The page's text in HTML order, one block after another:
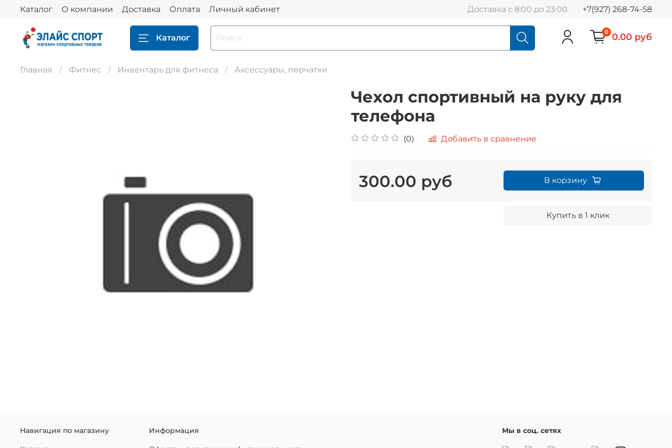
Каталог О компании Доставка Оплата Личный кабинет Доставка с 8:00 до 23:00 +7(927) 268-74-58
Каталог
0 0.00 руб
Главная Фитнес Инвентарь для фитнеса Аксессуары, перчатки
Чехол спортивный на руку для
телефона
(0) Добавить в сравнение
300.00 руб В корзину
Купить в 1 клик
Навигация по магазину Информация Мы в соц. сетях